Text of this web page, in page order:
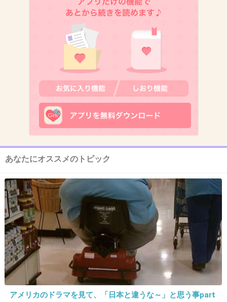
鈴木紗理奈が離婚へ…レゲエアーティスト
と5年でピリオド
鈴木紗理奈が離婚へ…レゲエアーティストと5年でピリオド鈴木紗理奈が離
婚へ レゲエアーティストと５年でピリオド - ライブドアニュース タレン
トの鈴木紗理奈（３６）が、夫でレゲエユニット「Ｉｎｆｉｎｉｔｙ１
６」のＴＥＬＡ―Ｃ（テラシー、年齢非公表）と離婚...
+115
2013/12/04(水) 14:00:40
今年1番どうでもいいニュース
14. 匿名2013/12/04(水) 14:00:41
写真の口がゆがんでる方にびっくりした
+80
2013/12/04(水) 14:00:48
あなたにオススメのトピック
アメリカのドラマを見て、「日本と違うな～」と思う事part